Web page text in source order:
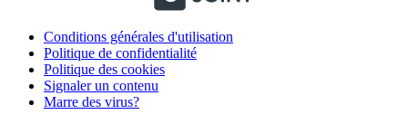
Conditions générales d'utilisation
Politique de confidentialité
Politique des cookies
Signaler un contenu
Marre des virus?